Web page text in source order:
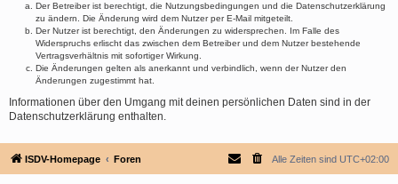
Der Betreiber ist berechtigt, die Nutzungsbedingungen und die Datenschutzerklärung
zu ändern. Die Änderung wird dem Nutzer per E-Mail mitgeteilt.
Der Nutzer ist berechtigt, den Änderungen zu widersprechen. Im Falle des
Widerspruchs erlischt das zwischen dem Betreiber und dem Nutzer bestehende
Vertragsverhältnis mit sofortiger Wirkung.
Die Änderungen gelten als anerkannt und verbindlich, wenn der Nutzer den
Änderungen zugestimmt hat.
Informationen über den Umgang mit deinen persönlichen Daten sind in der
Datenschutzerklärung enthalten.
ISDV-Homepage Foren Alle Zeiten sind UTC+02:00